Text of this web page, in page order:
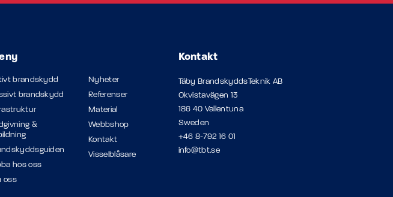
brandskydd
brandskydd
&
hos oss
oss
Nyheter
Referenser
Material
Webbshop
Kontakt
Visselblåsare
Kontakt
Täby BrandskyddsTeknik AB
Okvistavägen 13
186 40 Vallentuna
Sweden
+46 8-792 16 01
info@tbt.se